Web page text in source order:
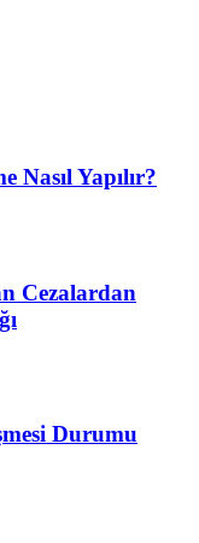
Nasıl Yapılır?
Cezalardan
Durumu